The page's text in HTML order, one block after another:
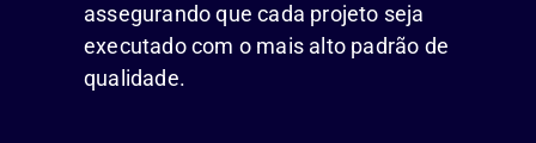
assegurando que cada projeto seja
executado com o mais alto padrão de
qualidade.